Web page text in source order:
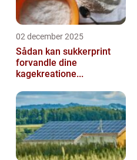
02 december 2025
Sådan kan sukkerprint
forvandle dine
kagekreatione...